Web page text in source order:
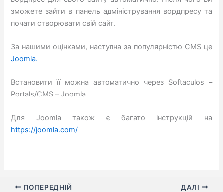
зможете зайти в панель адміністрування вордпресу та
почати створювати свій сайт.
За нашими оцінками, наступна за популярністю CMS це
Joomla.
Встановити її можна автоматично через Softaculos –
Portals/CMS – Joomla
Для Joomla також є багато інструкцій на
https://joomla.com/
ПОПЕРЕДНІЙ ДАЛІ